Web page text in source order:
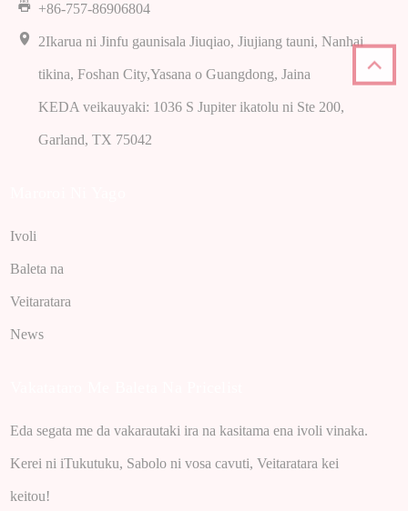
+86-757-86906804
2Ikarua ni Jinfu gaunisala Jiuqiao, Jiujiang tauni, Nanhai
tikina, Foshan City,Yasana o Guangdong, Jaina
KEDA veikauyaki: 1036 S Jupiter ikatolu ni Ste 200,
Garland, TX 75042
Ivoli
Baleta na
Veitaratara
News
Eda segata me da vakarautaki ira na kasitama ena ivoli vinaka.
Kerei ni iTukutuku, Sabolo ni vosa cavuti, Veitaratara kei
keitou!